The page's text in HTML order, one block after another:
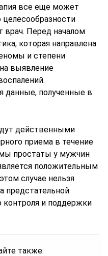
все еще может
врач. Перед началом
которая направлена
и степени
выявление
данные, полученные в
действенными
приема в течение
простаты у мужчин
положительным
случае нельзя
предстательной
контроля и поддержки
также: